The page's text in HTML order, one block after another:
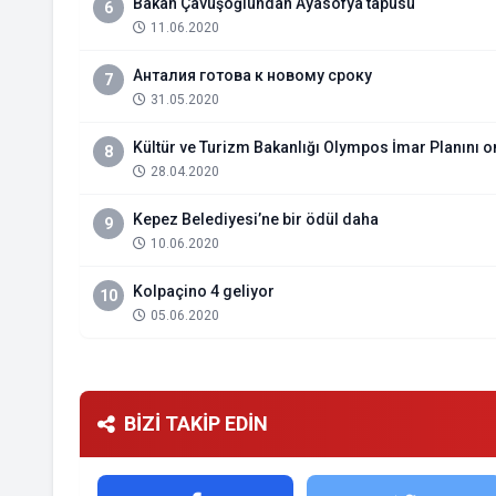
6
11.06.2020
7 Анталия готова к новому сроку
31.05.2020
8 Kültür ve Turizm Bakanlığı Olympos İmar Planını
28.04.2020
9 Kepez Belediyesi’ne bir ödül daha
10.06.2020
10 Kolpaçino 4 geliyor
05.06.2020
BİZİ TAKİP EDİN